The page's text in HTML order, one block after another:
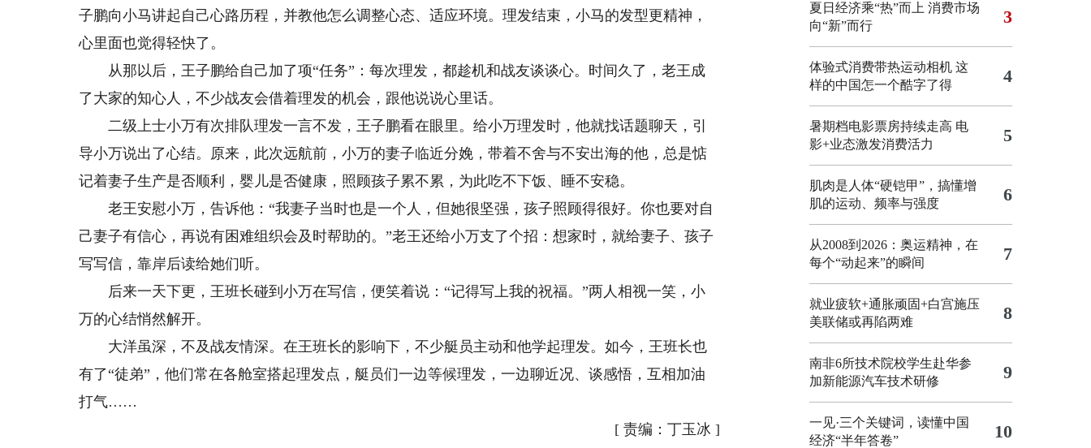
子鹏向小马讲起自己心路历程，并教他怎么调整心态、适应环境。理发结束，小马的发型更精神，
心里面也觉得轻快了。
从那以后，王子鹏给自己加了项“任务”：每次理发，都趁机和战友谈谈心。时间久了，老王成
了大家的知心人，不少战友会借着理发的机会，跟他说说心里话。
二级上士小万有次排队理发一言不发，王子鹏看在眼里。给小万理发时，他就找话题聊天，引
导小万说出了心结。原来，此次远航前，小万的妻子临近分娩，带着不舍与不安出海的他，总是惦
记着妻子生产是否顺利，婴儿是否健康，照顾孩子累不累，为此吃不下饭、睡不安稳。
老王安慰小万，告诉他：“我妻子当时也是一个人，但她很坚强，孩子照顾得很好。你也要对自
己妻子有信心，再说有困难组织会及时帮助的。”老王还给小万支了个招：想家时，就给妻子、孩子
写写信，靠岸后读给她们听。
后来一天下更，王班长碰到小万在写信，便笑着说：“记得写上我的祝福。”两人相视一笑，小
万的心结悄然解开。
大洋虽深，不及战友情深。在王班长的影响下，不少艇员主动和他学起理发。如今，王班长也
有了“徒弟”，他们常在各舱室搭起理发点，艇员们一边等候理发，一边聊近况、谈感悟，互相加油
打气……
[ 责编：丁玉冰 ]
夏日经济乘“热”而上 消费市场
向“新”而行
3
体验式消费带热运动相机 这
样的中国怎一个酷字了得
4
暑期档电影票房持续走高 电
影+业态激发消费活力
5
肌肉是人体“硬铠甲”，搞懂增
肌的运动、频率与强度
6
从2008到2026：奥运精神，在
每个“动起来”的瞬间
7
就业疲软+通胀顽固+白宫施压
美联储或再陷两难
8
南非6所技术院校学生赴华参
加新能源汽车技术研修
9
一见·三个关键词，读懂中国
经济“半年答卷”
10